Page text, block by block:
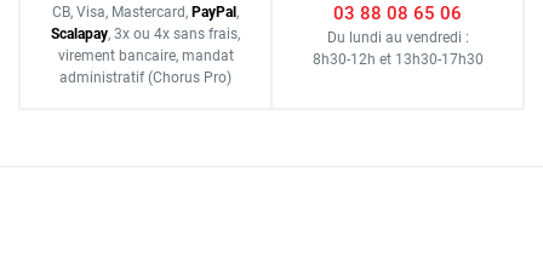
CB, Visa, Mastercard, PayPal,
Scalapay, 3x ou 4x sans frais,
virement bancaire, mandat
administratif (Chorus Pro)
03 88 08 65 06
Du lundi au vendredi :
8h30-12h et 13h30-17h30